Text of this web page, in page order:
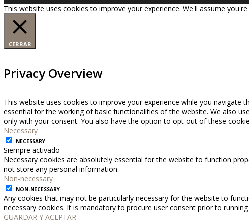
This website uses cookies to improve your experience. We'll assume
CERRAR
Privacy Overview
This website uses cookies to improve your experience while you
essential for the working of basic functionalities of the website. We also
only with your consent. You also have the option to opt-out of these
Necessary
NECESSARY
Siempre activado
Necessary cookies are absolutely essential for the website to function
not store any personal information.
Non-necessary
NON-NECESSARY
Any cookies that may not be particularly necessary for the website to
necessary cookies. It is mandatory to procure user consent prior to
GUARDAR Y ACEPTAR